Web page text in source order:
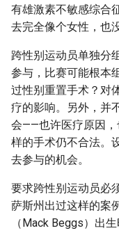
有雄激素不敏感综合
去完全像个女性，也
跨性别运动员单独分
参与，比赛可能根本
过性别重置手术？对
疗的影响。另外，并
会——也许医疗原因，
样的手术仍不合法。
去参与的机会。
要求跨性别运动员必
萨斯州出过这样的案
（Mack Beggs）出